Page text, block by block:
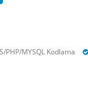
PHP/MYSQL Kodlama